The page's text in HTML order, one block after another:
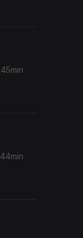
45min
44min